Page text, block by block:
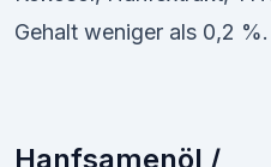
Gehalt weniger als 0,2 %.
Hanfsamenöl /